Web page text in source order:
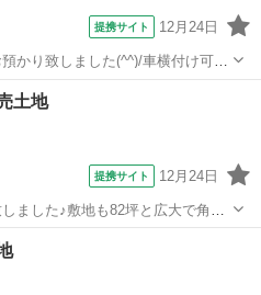
提携サイト 12月24日
かり致しました(^^)/車横付け可
売買
土地
提携サイト 12月24日
ました♪敷地も82坪と広大で角地
買